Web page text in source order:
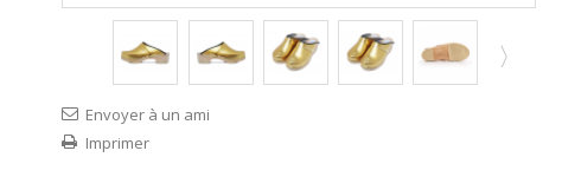
Envoyer à un ami
Imprimer